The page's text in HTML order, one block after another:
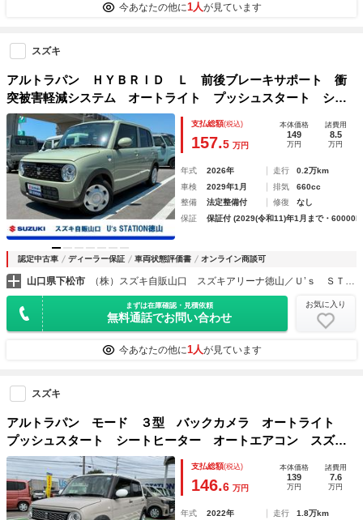
今あなたの他に1人が見ています
スズキ
アルトラパン ＨＹＢＲＩＤ Ｌ 前後ブレーキサポート 衝
突被害軽減システム オートライト プッシュスタート シー
トヒーター オートエアコン スズキセーフティーサポート
アイドリングストップ 横滑り防止機能 衝突安全ボディ 盗
難防止システム
支払総額(税込)
157.5 万円
本体価格
149
万円
諸費用
8.5
万円
年式 2026年 走行
0.2万km
車検
2029年1月 排気
660cc
整備
法定整備付 修復
なし
保証
保証付 (2029(令和11)年1月まで・
認定中古車 ディーラー保証 車両状態評価書 オンライン商談可
山口県下松市
まずは在庫確認・見積依頼
無料通話でお問い合わせ
お気に入り
今あなたの他に1人が見ています
スズキ
アルトラパン モード ３型 バックカメラ オートライト
プッシュスタート シートヒーター オートエアコン スズキ
セーフティーサポート 衝突被害軽減システム アイドリング
ストップ 横滑り防止機能 衝突安全ボディ 盗難防止システ
ム
支払総額(税込)
146.6 万円
本体価格
139
万円
諸費用
7.6
万円
年式 2022年 走行
1.8万km